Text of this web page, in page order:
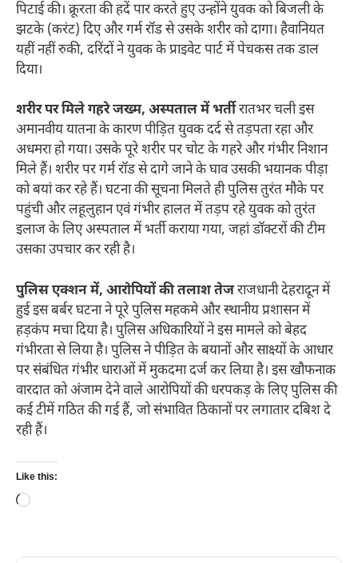
पिटाई की। क्रूरता की हदें पार करते हुए उन्होंने युवक को बिजली के
झटके (करंट) दिए और गर्म रॉड से उसके शरीर को दागा। हैवानियत
यहीं नहीं रुकी, दरिंदों ने युवक के प्राइवेट पार्ट में पेचकस तक डाल
दिया।
शरीर पर मिले गहरे जख्म, अस्पताल में भर्तीरातभर चली इस
अमानवीय यातना के कारण पीड़ित युवक दर्द से तड़पता रहा और
अधमरा हो गया। उसके पूरे शरीर पर चोट के गहरे और गंभीर निशान
मिले हैं। शरीर पर गर्म रॉड से दागे जाने के घाव उसकी भयानक पीड़ा
को बयां कर रहे हैं। घटना की सूचना मिलते ही पुलिस तुरंत मौके पर
पहुंची और लहूलुहान एवं गंभीर हालत में तड़प रहे युवक को तुरंत
इलाज के लिए अस्पताल में भर्ती कराया गया, जहां डॉक्टरों की टीम
उसका उपचार कर रही है।
पुलिस एक्शन में, आरोपियों की तलाश तेजराजधानी देहरादून में
हुई इस बर्बर घटना ने पूरे पुलिस महकमे और स्थानीय प्रशासन में
हड़कंप मचा दिया है। पुलिस अधिकारियों ने इस मामले को बेहद
गंभीरता से लिया है। पुलिस ने पीड़ित के बयानों और साक्ष्यों के आधार
पर संबंधित गंभीर धाराओं में मुकदमा दर्ज कर लिया है। इस खौफनाक
वारदात को अंजाम देने वाले आरोपियों की धरपकड़ के लिए पुलिस की
कई टीमें गठित की गई हैं, जो संभावित ठिकानों पर लगातार दबिश दे
रही हैं।
Like this:
Loading…